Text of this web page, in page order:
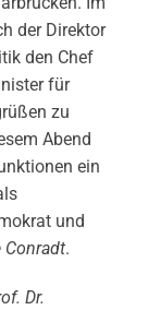
der Direktor
den Chef
für
zu
Abend
ein
und
Conradt.
Dr.